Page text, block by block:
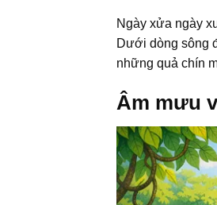
Ngày xửa ngày
Dưới dòng sông
những quả chín
Âm mưu